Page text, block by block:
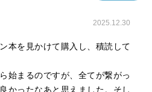
2025.12.30
本を見かけて購入し、積読して
始まるのですが、全てが繋がっ
かったなあと思えました。そし